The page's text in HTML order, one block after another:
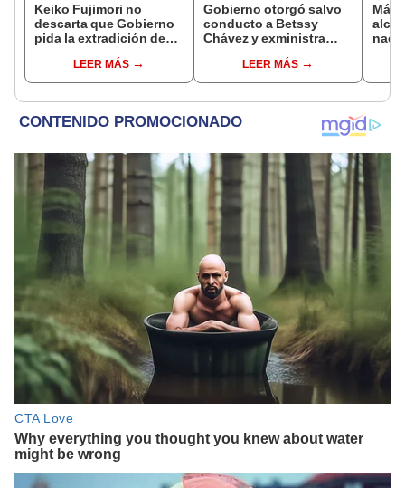
Keiko Fujimori no
descarta que Gobierno
pida la extradición de
dentro de nuestras
facultades"
LEER MÁS
Gobierno otorgó salvo
conducto a Betssy
Chávez y exministra
madrugadaLEER MÁS
Más